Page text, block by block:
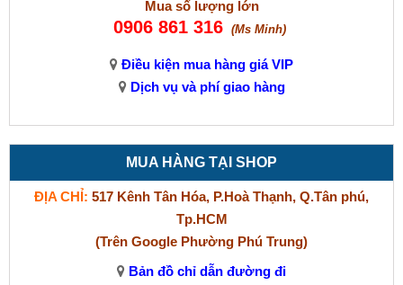
Mua số lượng lớn
0906 861 316 (Ms Minh)
Điều kiện mua hàng giá VIP
Dịch vụ và phí giao hàng
MUA HÀNG TẠI SHOP
ĐỊA CHỈ: 517 Kênh Tân Hóa, P.Hoà Thạnh, Q.Tân phú,
Tp.HCM
(Trên Google Phường Phú Trung)
Bản đồ chỉ dẫn đường đi